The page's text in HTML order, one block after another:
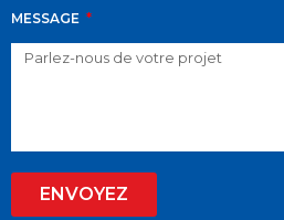
SON
MESSAGE
ENVOYEZ